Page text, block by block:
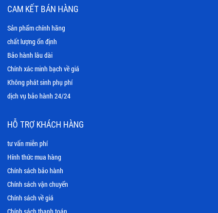
CAM KẾT BÁN HÀNG
Sản phẩm chính hãng
chất lượng ổn định
Bảo hành lâu dài
Chính xác minh bạch về giá
Không phát sinh phụ phí
dịch vụ bảo hành 24/24
HỖ TRỢ KHÁCH HÀNG
tư vấn miễn phí
Hính thức mua hàng
Chính sách bảo hành
Chính sách vận chuyển
Chính sách về giá